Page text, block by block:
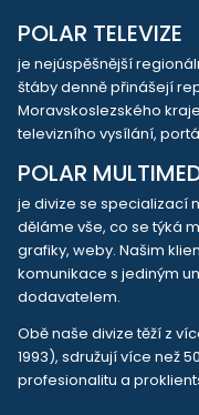
POLAR TELEVIZE
je nejúspěšnější
štáby denně přinášejí
Moravskoslezského
televizního vysílání,
POLAR
je divize se specializací
děláme vše, co se týká
grafiky, weby. Našim
komunikace s jediným
dodavatelem.
Obě naše divize těží z
1993), sdružují více než
profesionalitu a